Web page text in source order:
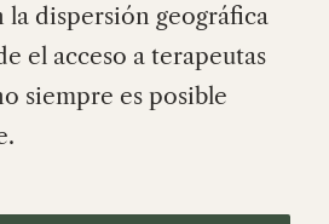
la dispersión geográfica
el acceso a terapeutas
siempre es posible